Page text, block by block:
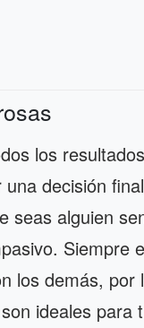
los
decisión
seas alguien
Siempre
los demás, por
ideales para